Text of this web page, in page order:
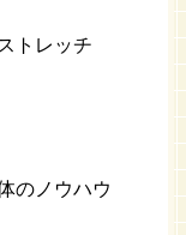
トレッチ
のノウハウ